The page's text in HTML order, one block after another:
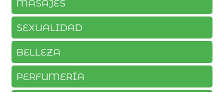
MASAJES
SEXUALIDAD
BELLEZA
PERFUMERÍA